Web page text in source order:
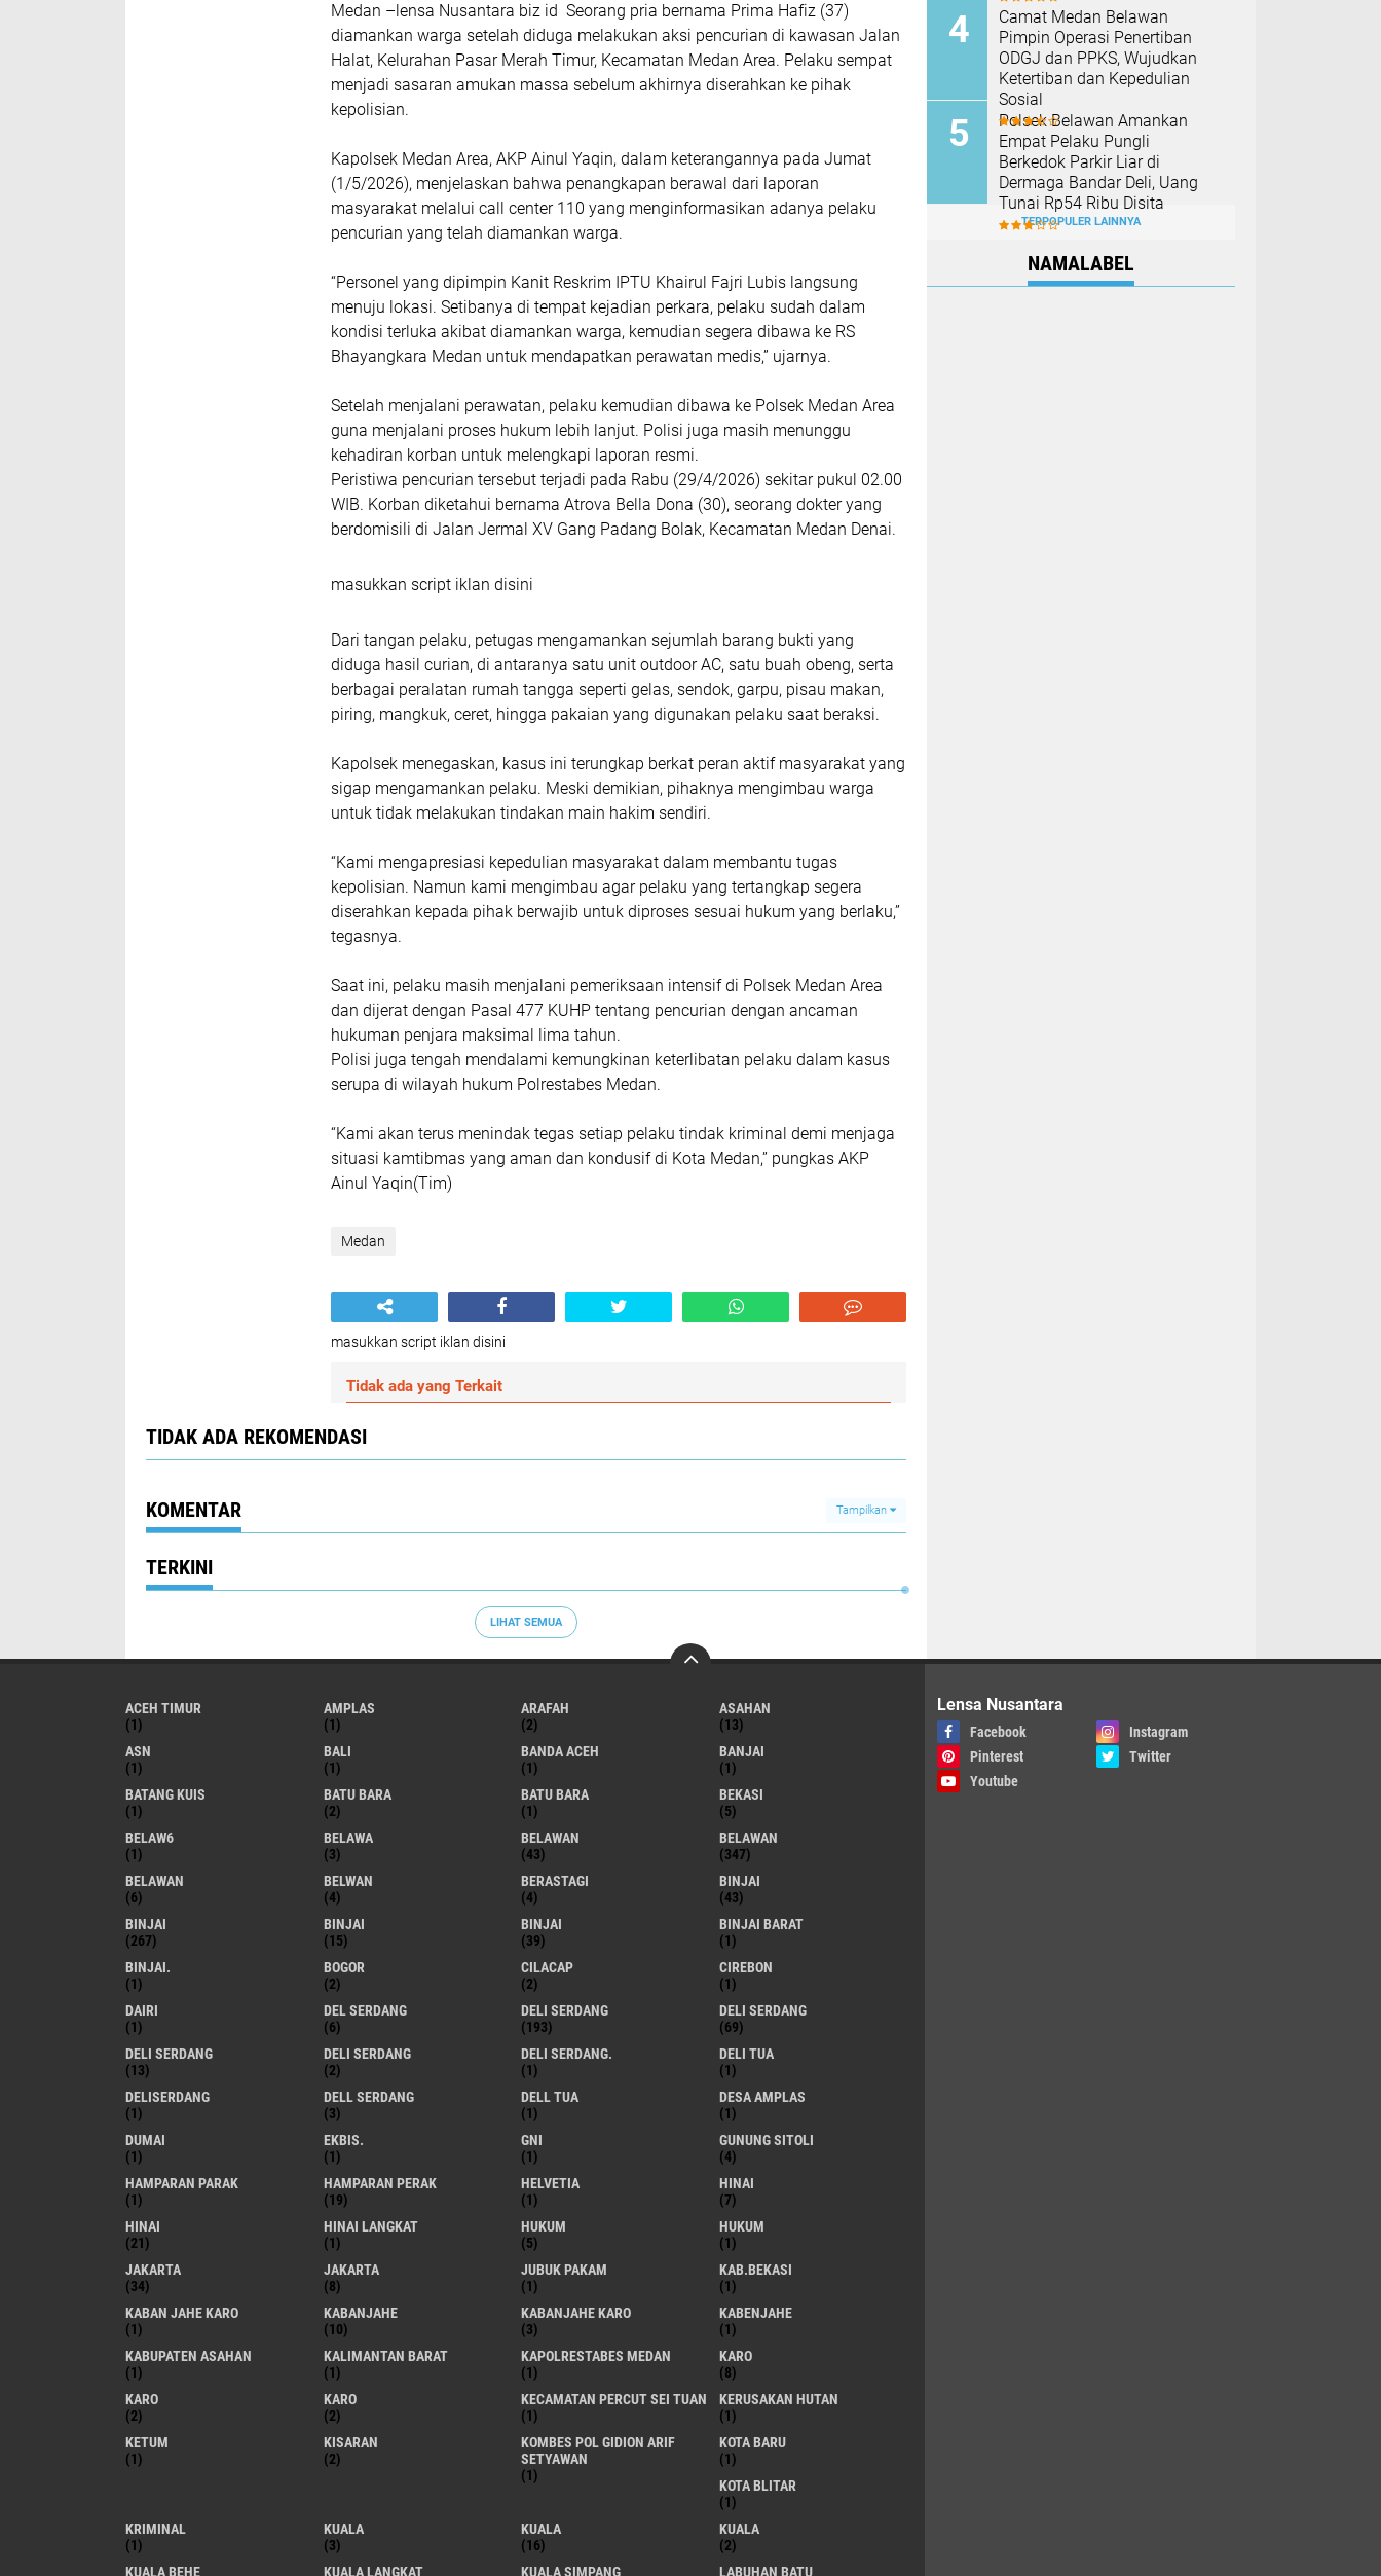
Medan –lensa Nusantara biz id Seorang pria bernama Prima Hafiz (37)
diamankan warga setelah diduga melakukan aksi pencurian di kawasan Jalan
Halat, Kelurahan Pasar Merah Timur, Kecamatan Medan Area. Pelaku sempat
menjadi sasaran amukan massa sebelum akhirnya diserahkan ke pihak
kepolisian.
Kapolsek Medan Area, AKP Ainul Yaqin, dalam keterangannya pada Jumat
(1/5/2026), menjelaskan bahwa penangkapan berawal dari laporan
masyarakat melalui call center 110 yang menginformasikan adanya pelaku
pencurian yang telah diamankan warga.
“Personel yang dipimpin Kanit Reskrim IPTU Khairul Fajri Lubis langsung
menuju lokasi. Setibanya di tempat kejadian perkara, pelaku sudah dalam
kondisi terluka akibat diamankan warga, kemudian segera dibawa ke RS
Bhayangkara Medan untuk mendapatkan perawatan medis,” ujarnya.
Setelah menjalani perawatan, pelaku kemudian dibawa ke Polsek Medan Area
guna menjalani proses hukum lebih lanjut. Polisi juga masih menunggu
kehadiran korban untuk melengkapi laporan resmi.
Peristiwa pencurian tersebut terjadi pada Rabu (29/4/2026) sekitar pukul 02.00
WIB. Korban diketahui bernama Atrova Bella Dona (30), seorang dokter yang
berdomisili di Jalan Jermal XV Gang Padang Bolak, Kecamatan Medan Denai.
masukkan script iklan disini
Dari tangan pelaku, petugas mengamankan sejumlah barang bukti yang
diduga hasil curian, di antaranya satu unit outdoor AC, satu buah obeng, serta
berbagai peralatan rumah tangga seperti gelas, sendok, garpu, pisau makan,
piring, mangkuk, ceret, hingga pakaian yang digunakan pelaku saat beraksi.
Kapolsek menegaskan, kasus ini terungkap berkat peran aktif masyarakat yang
sigap mengamankan pelaku. Meski demikian, pihaknya mengimbau warga
untuk tidak melakukan tindakan main hakim sendiri.
“Kami mengapresiasi kepedulian masyarakat dalam membantu tugas
kepolisian. Namun kami mengimbau agar pelaku yang tertangkap segera
diserahkan kepada pihak berwajib untuk diproses sesuai hukum yang berlaku,”
tegasnya.
Saat ini, pelaku masih menjalani pemeriksaan intensif di Polsek Medan Area
dan dijerat dengan Pasal 477 KUHP tentang pencurian dengan ancaman
hukuman penjara maksimal lima tahun.
Polisi juga tengah mendalami kemungkinan keterlibatan pelaku dalam kasus
serupa di wilayah hukum Polrestabes Medan.
“Kami akan terus menindak tegas setiap pelaku tindak kriminal demi menjaga
situasi kamtibmas yang aman dan kondusif di Kota Medan,” pungkas AKP
Ainul Yaqin(Tim)
Medan
masukkan script iklan disini
Tidak ada yang Terkait
TIDAK ADA REKOMENDASI
KOMENTAR Tampilkan
TERKINI
LIHAT SEMUA
Camat Medan Belawan
Pimpin Operasi Penertiban
ODGJ dan PPKS, Wujudkan
Ketertiban dan Kepedulian
Sosial
Polsek Belawan Amankan
Empat Pelaku Pungli
Berkedok Parkir Liar di
Dermaga Bandar Deli, Uang
Tunai Rp54 Ribu Disita
TERPOPULER LAINNYA
NAMALABEL
ACEH TIMUR
(1)
AMPLAS
(1)
ARAFAH
(2)
ASAHAN
(13)
ASN
(1)
BALI
(1)
BANDA ACEH
(1)
BANJAI
(1)
BATANG KUIS
(1)
BATU BARA
(2)
BATU BARA
(1)
BEKASI
(5)
BELAW6
(1)
BELAWA
(3)
BELAWAN
(43)
BELAWAN
(347)
BELAWAN
(6)
BELWAN
(4)
BERASTAGI
(4)
BINJAI
(43)
BINJAI
(267)
BINJAI
(15)
BINJAI
(39)
BINJAI BARAT
(1)
BINJAI.
(1)
BOGOR
(2)
CILACAP
(2)
CIREBON
(1)
DAIRI
(1)
DEL SERDANG
(6)
DELI SERDANG
(193)
DELI SERDANG
(69)
DELI SERDANG
(13)
DELI SERDANG
(2)
DELI SERDANG.
(1)
DELI TUA
(1)
DELISERDANG
(1)
DELL SERDANG
(3)
DELL TUA
(1)
DESA AMPLAS
(1)
DUMAI
(1)
EKBIS.
(1)
GNI
(1)
GUNUNG SITOLI
(4)
HAMPARAN PARAK
(1)
HAMPARAN PERAK
(19)
HELVETIA
(1)
HINAI
(7)
HINAI
(21)
HINAI LANGKAT
(1)
HUKUM
(5)
HUKUM
(1)
JAKARTA
(34)
JAKARTA
(8)
JUBUK PAKAM
(1)
KAB.BEKASI
(1)
KABAN JAHE KARO
(1)
KABANJAHE
(10)
KABANJAHE KARO
(3)
KABENJAHE
(1)
KABUPATEN ASAHAN
(1)
KALIMANTAN BARAT
(1)
KAPOLRESTABES MEDAN
(1)
KARO
(8)
KARO
(2)
KARO
(2)
KECAMATAN PERCUT SEI TUAN
(1)
KERUSAKAN HUTAN
(1)
KETUM
(1)
KISARAN
(2)
KOMBES POL GIDION ARIF
SETYAWAN
(1)
KOTA BARU
(1)
KOTA BLITAR
(1)
KRIMINAL
(1)
KUALA
(3)
KUALA
(16)
KUALA
(2)
KUALA BEHE
KUALA LANGKAT KUALA SIMPANG LABUHAN BATU
Lensa Nusantara
Facebook
Instagram
Pinterest
Twitter
Youtube